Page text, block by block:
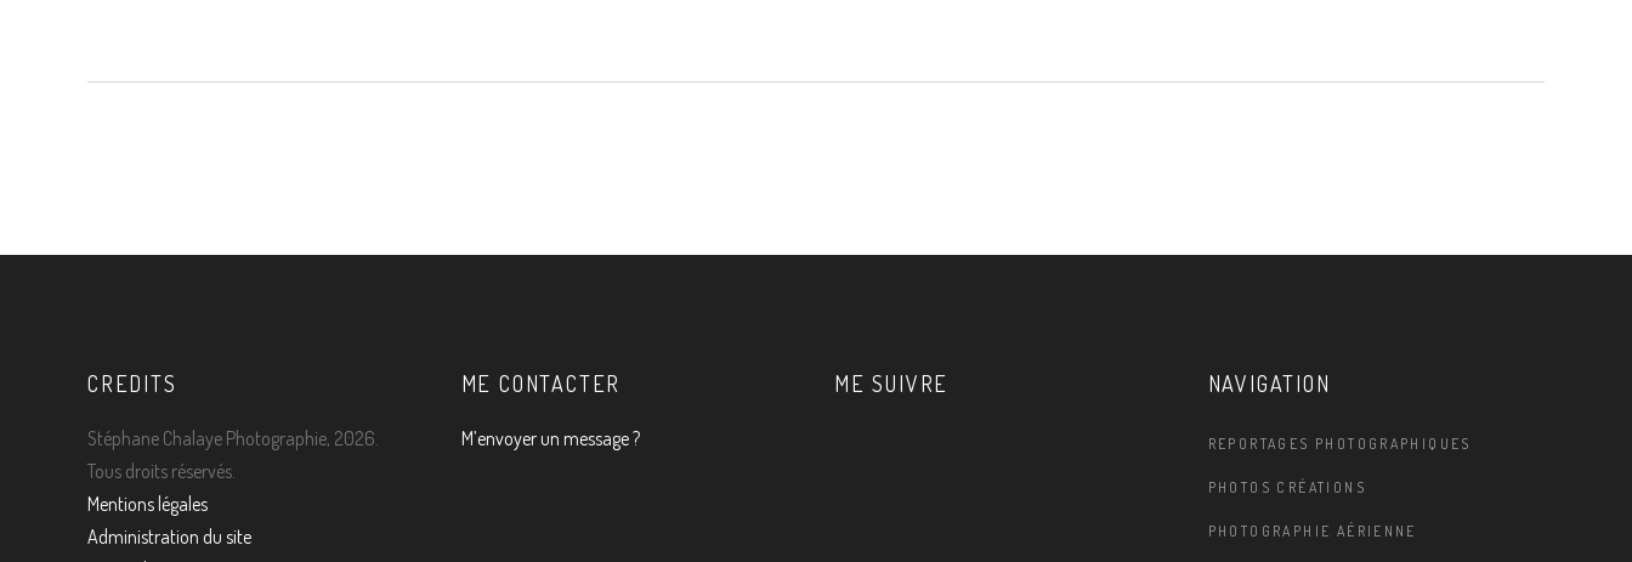
CREDITS
Stéphane Chalaye Photographie, 2026.
Tous droits réservés.
Mentions légales
Administration du site
ME CONTACTER
M’envoyer un message ?
ME SUIVRE NAVIGATION
REPORTAGES PHOTOGRAPHIQUES
PHOTOS CRÉATIONS
PHOTOGRAPHIE AÉRIENNE